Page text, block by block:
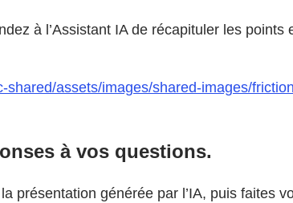
à l’Assistant IA de récapituler les
shared/assets/images/shared-images/
à vos questions.
présentation générée par l’IA, puis